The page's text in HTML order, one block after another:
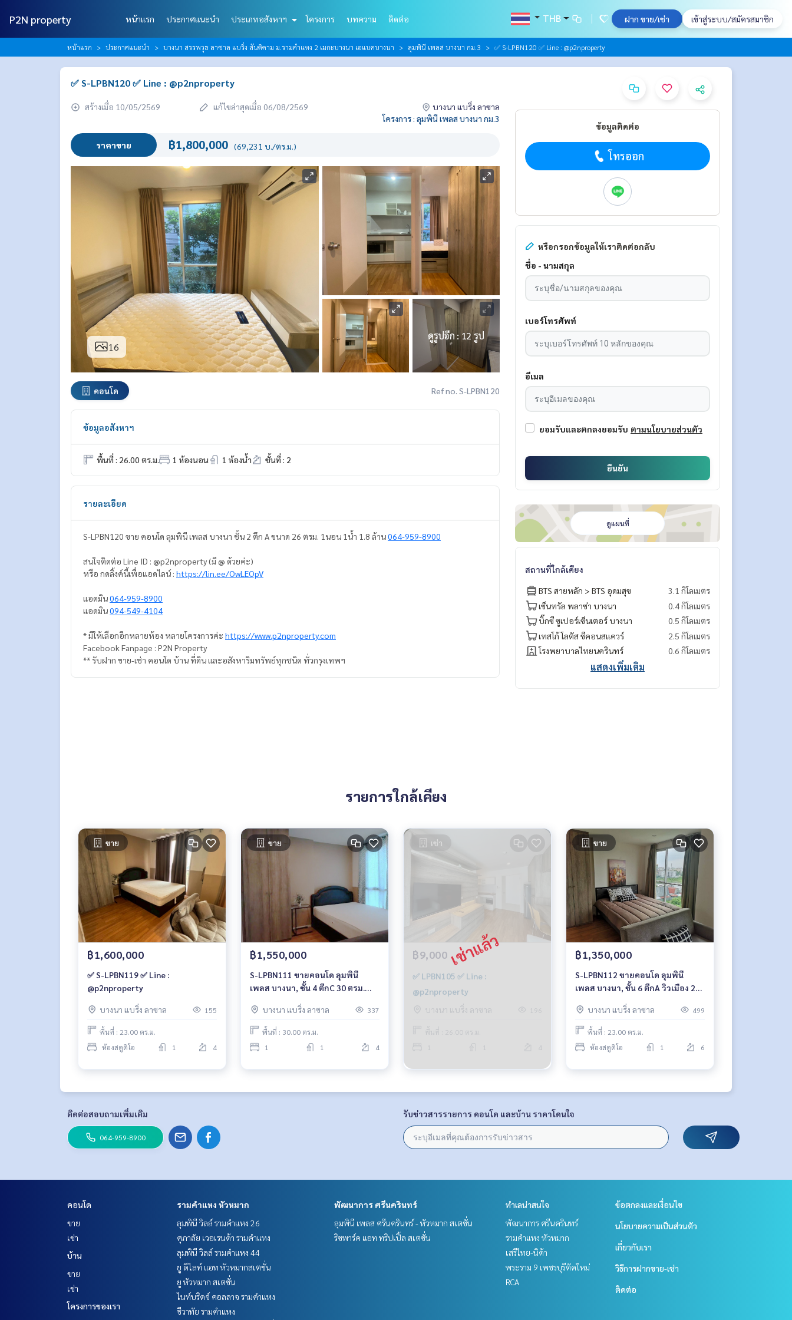
P2N property หน้าแรก ประกาศแนะนำ ประเภทอสังหาฯ โครงการ บทความ ติดต่อ THB ฝาก ขาย/เช่า เข้าสู่ระบบ/สมัครสมาชิก
หน้าแรก ประกาศแนะนำ บางนา สรรพวุธ ลาซาล แบริ่ง สันติคาม ม.รามคำแหง 2 เมกะบางนา เอแบคบางนา ลุมพินี เพลส บางนา กม.3 ✅ S-LPBN120 ✅ Line : @p2nproperty
✅ S-LPBN120 ✅ Line : @p2nproperty
สร้างเมื่อ 10/05/2569 แก้ไขล่าสุดเมื่อ 06/08/2569
บางนา แบริ่ง ลาซาล
โครงการ : ลุมพินี เพลส บางนา กม.3
ราคาขาย ฿1,800,000 (69,231 บ./ตร.ม.)
16
ดูรูปอีก : 12 รูป
คอนโด Ref no. S-LPBN120
ข้อมูลอสังหาฯ
พื้นที่ : 26.00 ตร.ม. 1 ห้องนอน 1 ห้องน้ำ ชั้นที่ : 2
รายละเอียด
S-LPBN120 ขาย คอนโด ลุมพินี เพลส บางนา ชั้น 2 ตึก A ขนาด 26 ตรม. 1นอน 1น้ำ 1.8 ล้าน064-959-8900
สนใจติดต่อ Line ID : @p2nproperty (มี @ ด้วยค่ะ)
หรือ กดลิ้งค์นี้เพื่อแอดไลน์ : https://lin.ee/OwLEQpV
แอดมิน064-959-8900
แอดมิน094-549-4104
* มีให้เลือกอีกหลายห้อง หลายโครงการค่ะ https://www.p2nproperty.com
Facebook Fanpage : P2N Property
** รับฝาก ขาย-เช่า คอนโด บ้าน ที่ดิน และอสังหาริมทรัพย์ทุกชนิด ทั่วกรุงเทพฯ
ข้อมูลติดต่อ
โทรออก
หรือกรอกข้อมูลให้เราติดต่อกลับ
ชื่อ - นามสกุล
เบอร์โทรศัพท์
อีเมล
ยอมรับและตกลงยอมรับ ตามนโยบายส่วนตัว
ยืนยัน
ดูแผนที่
สถานที่ใกล้เคียง
BTS สายหลัก > BTS อุดมสุข
3.1 กิโลเมตร
เซ็นทรัล พลาซ่า บางนา
0.4 กิโลเมตร
บิ๊กซี ซูเปอร์เซ็นเตอร์ บางนา
0.5 กิโลเมตร
เทสโก้ โลตัส ซีคอนสแควร์
2.5 กิโลเมตร
โรงพยาบาลไทยนครินทร์
0.6 กิโลเมตร
แสดงเพิ่มเติม
รายการใกล้เคียง
ขาย
฿1,600,000
✅ S-LPBN119 ✅ Line :
@p2nproperty
บางนา แบริ่ง ลาซาล 155
พื้นที่ : 23.00 ตร.ม.
ห้องสตูดิโอ
1 4
ขาย
฿1,550,000
S-LPBN111 ขายคอนโด ลุมพินี
เพลส บางนา, ชั้น 4 ตึกC 30 ตรม.
บางนา แบริ่ง ลาซาล
337
พื้นที่ : 30.00 ตร.ม.
1
1 4
เช่า
฿9,000
✅ LPBN105 ✅ Line :
@p2nproperty
บางนา แบริ่ง ลาซาล
196
พื้นที่ : 26.00 ตร.ม.
4
ขาย
฿1,350,000
S-LPBN112 ขายคอนโด ลุมพินี
เพลส บางนา, ชั้น 6 ตึกA วิวเมือง 23
8900บางนา แบริ่ง ลาซาล 499
พื้นที่ : 23.00 ตร.ม.
ห้องสตูดิโอ
1 6
ติดต่อสอบถามเพิ่มเติม
064-959-8900
รับข่าวสารรายการ คอนโด และบ้าน ราคาโดนใจ
คอนโด
ขาย
เช่า
บ้าน
ขาย
เช่า
โครงการของเรา
รามคำแหง หัวหมาก
ลุมพินี วิลล์ รามคำแหง 26
ศุภาลัย เวอเรนด้า รามคำแหง
ลุมพินี วิลล์ รามคำแหง 44
ยู ดีไลท์ แอท หัวหมากสเตชั่น
ยู หัวหมาก สเตชั่น
ไนท์บริดจ์ คอลลาจ รามคำแหง
ชีวาทัย รามคำแหง
พัฒนาการ ศรีนครินทร์
ลุมพินี เพลส ศรีนครินทร์ - หัวหมาก สเตชั่น
ริชพาร์ค แอท ทริปเปิ้ล สเตชั่น
ทำเลน่าสนใจ
พัฒนาการ ศรีนครินทร์
รามคำแหง หัวหมาก
เสรีไทย-นิด้า
พระราม 9 เพชรบุรีตัดใหม่
RCA
ข้อตกลงและเงื่อนไข
นโยบายความเป็นส่วนตัว
เกี่ยวกับเรา
วิธีการฝากขาย-เช่า
ติดต่อ